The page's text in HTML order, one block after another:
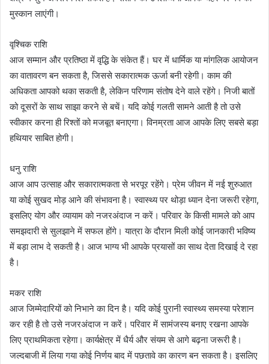
मुस्कान लाएंगी।
वृश्चिक राशि
आज सम्मान और प्रतिष्ठा में वृद्धि के संकेत हैं। घर में धार्मिक या मांगलिक आयोजन
का वातावरण बन सकता है, जिससे सकारात्मक ऊर्जा बनी रहेगी। काम की
अधिकता आपको थका सकती है, लेकिन परिणाम संतोष देने वाले रहेंगे। निजी बातों
को दूसरों के साथ साझा करने से बचें। यदि कोई गलती सामने आती है तो उसे
स्वीकार करना ही रिश्तों को मजबूत बनाएगा। विनम्रता आज आपके लिए सबसे बड़ा
हथियार साबित होगी।
धनु राशि
आज आप उत्साह और सकारात्मकता से भरपूर रहेंगे। प्रेम जीवन में नई शुरुआत
या कोई सुखद मोड़ आने की संभावना है। स्वास्थ्य पर थोड़ा ध्यान देना जरूरी रहेगा,
इसलिए योग और व्यायाम को नजरअंदाज न करें। परिवार के किसी मामले को आप
समझदारी से सुलझाने में सफल होंगे। यात्रा के दौरान मिली कोई जानकारी भविष्य
में बड़ा लाभ दे सकती है। आज भाग्य भी आपके प्रयासों का साथ देता दिखाई दे रहा
है।
मकर राशि
आज जिम्मेदारियों को निभाने का दिन है। यदि कोई पुरानी स्वास्थ्य समस्या परेशान
कर रही है तो उसे नजरअंदाज न करें। परिवार में सामंजस्य बनाए रखना आपके
लिए प्राथमिकता रहेगा। कार्यक्षेत्र में धैर्य और संयम से आगे बढ़ना जरूरी है।
जल्दबाजी में लिया गया कोई निर्णय बाद में पछतावे का कारण बन सकता है। इसलिए